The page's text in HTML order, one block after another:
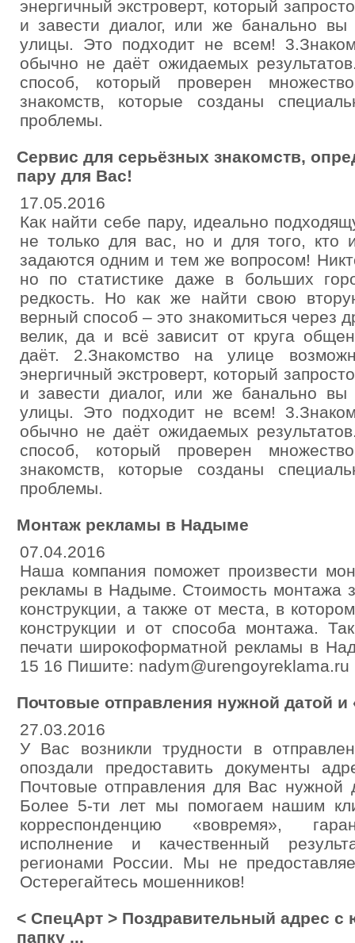
энергичный экстроверт, который
и завести диалог, или же банально вы
улицы. Это подходит не всем!
обычно не даёт ожидаемых
способ, который проверен
знакомств, которые созданы
проблемы.
Сервис для серьёзных знакомств,
пару для Вас!
17.05.2016
Как найти себе пару, идеально
не только для вас, но и для того, кто
задаются одним и тем же вопросом!
но по статистике даже в больших
редкость. Но как же найти свою
верный способ – это знакомиться через
велик, да и всё зависит от круга
даёт. 2.Знакомство на улице
энергичный экстроверт, который
и завести диалог, или же банально вы
улицы. Это подходит не всем!
обычно не даёт ожидаемых
способ, который проверен
знакомств, которые созданы
проблемы.
Монтаж рекламы в Надыме
07.04.2016
Наша компания поможет произвести
рекламы в Надыме. Стоимость монтажа
конструкции, а также от места, в
конструкции и от способа монтажа.
печати широкоформатной рекламы в
15 16 Пишите: nadym@urengoyreklama.ru
Почтовые отправления нужной датой
27.03.2016
У Вас возникли трудности в
опоздали предоставить документы
Почтовые отправления для Вас нужной
Более 5-ти лет мы помогаем нашим
корреспонденцию «вовремя»,
исполнение и качественный
регионами России. Мы не
Остерегайтесь мошенников!
< СпецАрт > Поздравительный адрес
папку ...